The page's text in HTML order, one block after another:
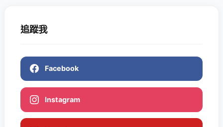
追蹤我
Facebook
Instagram